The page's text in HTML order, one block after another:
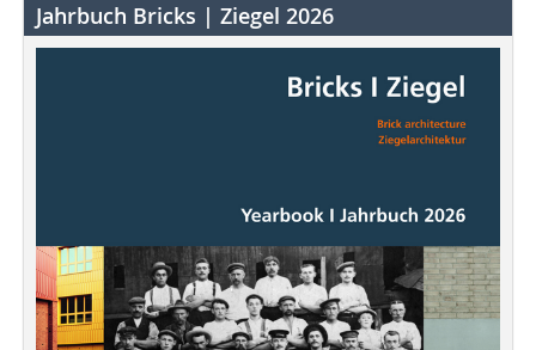
Jahrbuch Bricks | Ziegel 2026